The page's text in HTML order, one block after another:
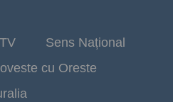
Sens Național
cu Oreste